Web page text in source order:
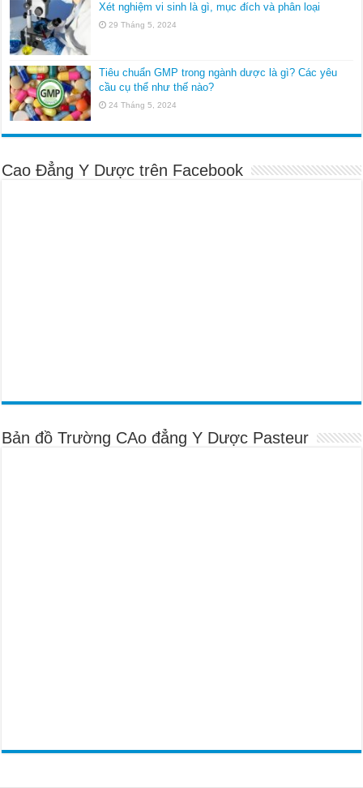
Xét nghiệm vi sinh là gì, mục đích và phân loại
29 Tháng 5, 2024
Tiêu chuẩn GMP trong ngành dược là gì? Các yêu
cầu cụ thể như thế nào?
24 Tháng 5, 2024
Cao Đẳng Y Dược trên Facebook
Bản đồ Trường CAo đẳng Y Dược Pasteur